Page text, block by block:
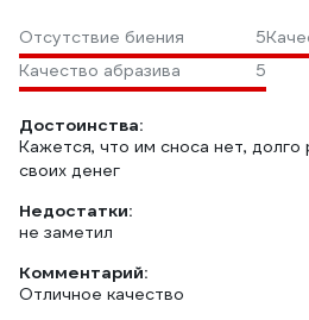
Отсутствие биения 5
Качество абразива
5
Достоинства:
Кажется, что им сноса нет, долго
своих денег
Недостатки:
не заметил
Комментарий:
Отличное качество